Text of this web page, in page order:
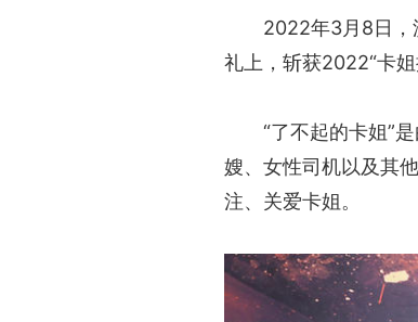
2022年3月8日，
礼上，斩获2022“卡姐
“了不起的卡姐”
嫂、女性司机以及其
注、关爱卡姐。